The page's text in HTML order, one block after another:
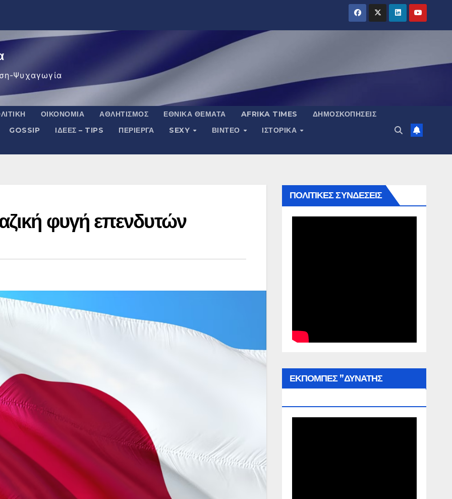
Ψυχαγωγία
ΟΙΚΟΝΟΜΊΑ ΑΘΛΗΤΙΣΜΌΣ ΕΘΝΙΚΆ ΘΈΜΑΤΑ AFRIKA TIMES
ΔΗΜΟΣΚΟΠΉΣΕΙΣ
GOSSIP ΙΔΈΕΣ – TIPS ΠΕΡΊΕΡΓΑ SEXY ΒΙΝΤΕΟ
ΙΣΤΟΡΙΚΆ
φυγή επενδυτών
ΠΟΛΙΤΙΚΕΣ ΣΥΝΔΕΣΕΙΣ
ΕΚΠΟΜΠΕΣ ”ΔΥΝΑΤΗΣ